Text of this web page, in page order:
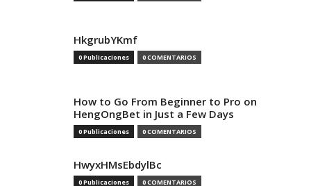
HkgrubYKmf
0 Publicaciones 0 COMENTARIOS
How to Go From Beginner to Pro on
HengOngBet in Just a Few Days
0 Publicaciones 0 COMENTARIOS
HwyxHMsEbdylBc
0 Publicaciones 0 COMENTARIOS